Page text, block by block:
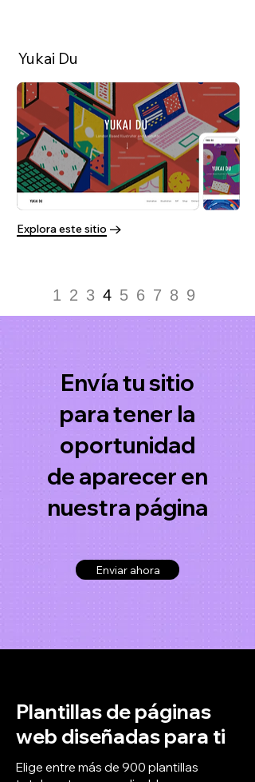
Yukai Du
Explora este sitio
1 2 3 4 5 6 7 8 9
Envía tu sitio
para tener la
oportunidad
de aparecer en
nuestra página
Enviar ahora
Plantillas de páginas
web diseñadas para ti
Elige entre más de 900 plantillas